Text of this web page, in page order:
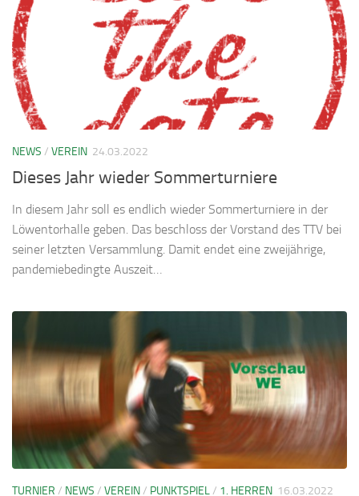
NEWS / VEREIN 24.03.2022
Dieses Jahr wieder Sommerturniere
In diesem Jahr soll es endlich wieder Sommerturniere in der
Löwentorhalle geben. Das beschloss der Vorstand des TTV bei
seiner letzten Versammlung. Damit endet eine zweijährige,
pandemiebedingte Auszeit…
TURNIER / NEWS / VEREIN/ PUNKTSPIEL/ 1. HERREN 16.03.2022